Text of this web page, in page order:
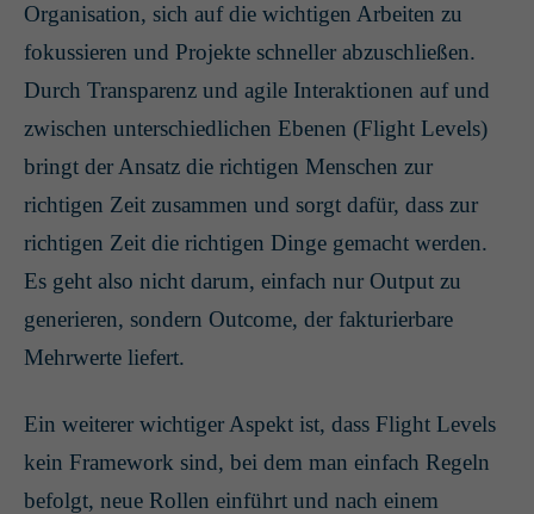
Organisation, sich auf die wichtigen Arbeiten zu
fokussieren und Projekte schneller abzuschließen.
Durch Transparenz und agile Interaktionen auf und
zwischen unterschiedlichen Ebenen (Flight Levels)
bringt der Ansatz die richtigen Menschen zur
richtigen Zeit zusammen und sorgt dafür, dass zur
richtigen Zeit die richtigen Dinge gemacht werden.
Es geht also nicht darum, einfach nur Output zu
generieren, sondern Outcome, der fakturierbare
Mehrwerte liefert.
Ein weiterer wichtiger Aspekt ist, dass Flight Levels
kein Framework sind, bei dem man einfach Regeln
befolgt, neue Rollen einführt und nach einem